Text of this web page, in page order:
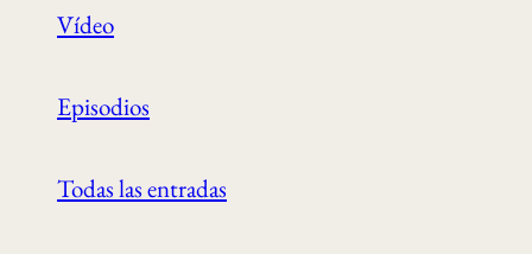
Vídeo
Episodios
Todas las entradas